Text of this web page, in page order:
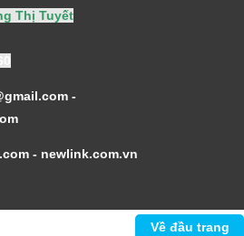
Thị Tuyết
-
- newlink.com.vn
Về đầu trang